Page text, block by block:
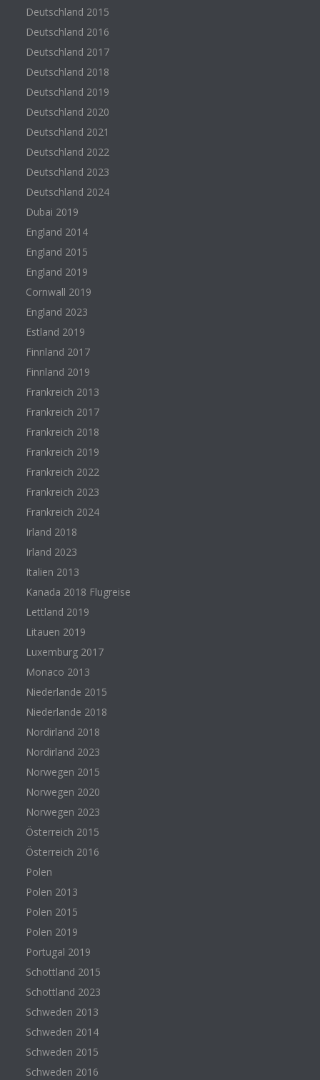
Deutschland 2015
Deutschland 2016
Deutschland 2017
Deutschland 2018
Deutschland 2019
Deutschland 2020
Deutschland 2021
Deutschland 2022
Deutschland 2023
Deutschland 2024
Dubai 2019
England 2014
England 2015
England 2019
Cornwall 2019
England 2023
Estland 2019
Finnland 2017
Finnland 2019
Frankreich 2013
Frankreich 2017
Frankreich 2018
Frankreich 2019
Frankreich 2022
Frankreich 2023
Frankreich 2024
Irland 2018
Irland 2023
Italien 2013
Kanada 2018 Flugreise
Lettland 2019
Litauen 2019
Luxemburg 2017
Monaco 2013
Niederlande 2015
Niederlande 2018
Nordirland 2018
Nordirland 2023
Norwegen 2015
Norwegen 2020
Norwegen 2023
Österreich 2015
Österreich 2016
Polen
Polen 2013
Polen 2015
Polen 2019
Portugal 2019
Schottland 2015
Schottland 2023
Schweden 2013
Schweden 2014
Schweden 2015
Schweden 2016